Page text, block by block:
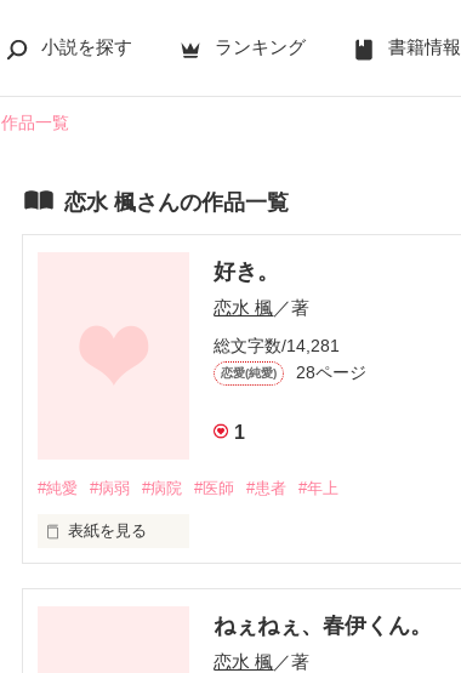
小説を探す ランキング 書籍情報
作品一覧
恋水 楓さんの作品一覧
好き。
恋水 楓／著
総文字数/14,281
恋愛(純愛) 28ページ
1
#純愛 #病弱 #病院 #医師 #患者 #年上
表紙を見る
ねぇねぇ、春伊くん。
恋水 楓／著